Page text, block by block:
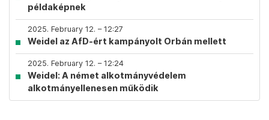
példaképnek
2025. February 12. – 12:27
Weidel az AfD-ért kampányolt Orbán mellett
2025. February 12. – 12:24
Weidel: A német alkotmányvédelem
alkotmányellenesen működik